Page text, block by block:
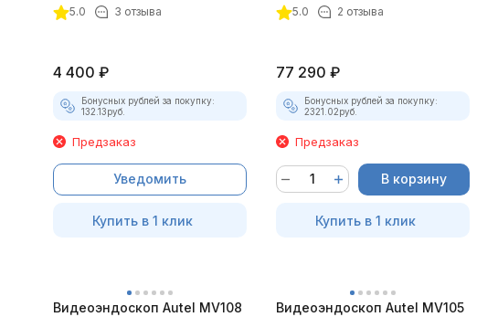
5.0 3 отзыва
4 400 ₽
Бонусных рублей за покупку:
132.13руб.
Предзаказ
Уведомить
Купить в 1 клик
5.0 2 отзыва
77 290 ₽
Бонусных рублей за покупку:
2321.02руб.
Предзаказ
В корзину
Купить в 1 клик
Видеоэндоскоп Autel MV108
Видеоэндоскоп Autel MV105